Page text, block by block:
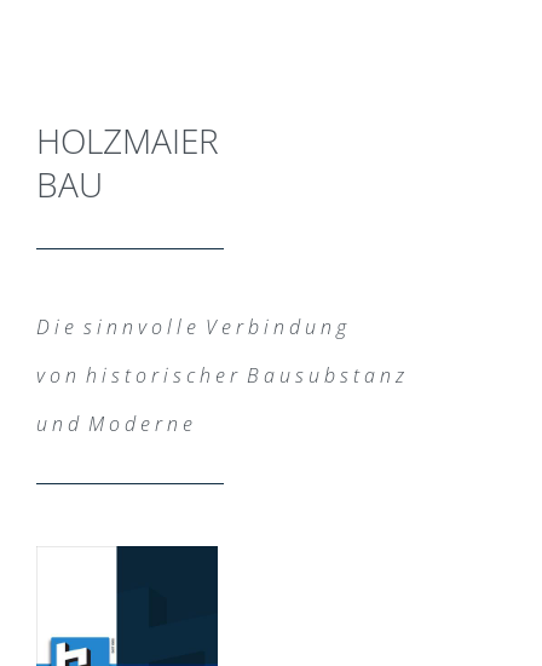
HOLZMAIER
BAU
D i e s i n n v o l l e V e r b i n d u n g
v o n h i s t o r i s c h e r B a u s u b s t a n z
u n d M o d e r n e